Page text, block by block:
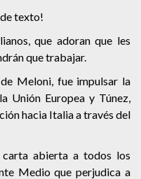
texto!
que adoran que les
que trabajar.
Meloni, fue impulsar la
Unión Europea y Túnez,
hacia Italia a través del
abierta a todos los
Medio que perjudica a